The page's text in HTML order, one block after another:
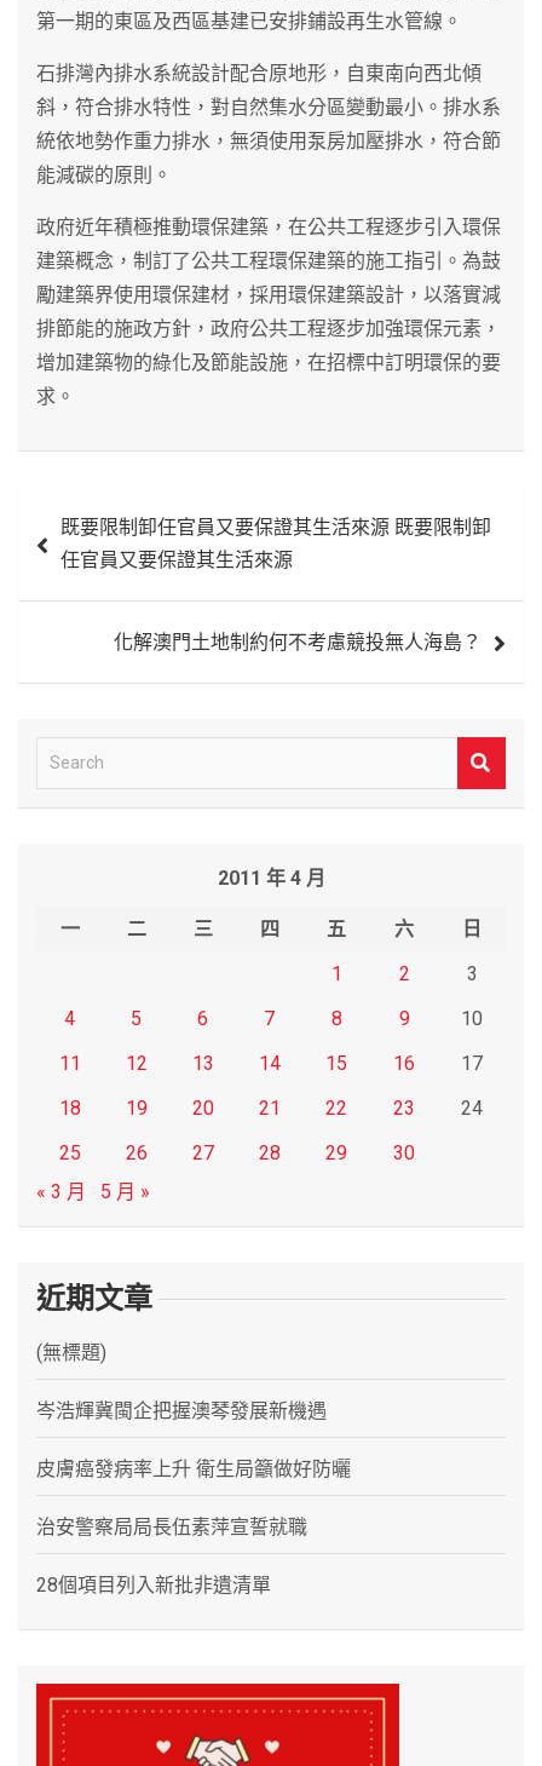
第一期的東區及西區基建已安排鋪設再生水管線。
石排灣內排水系統設計配合原地形，自東南向西北傾
斜，符合排水特性，對自然集水分區變動最小。排水系
統依地勢作重力排水，無須使用泵房加壓排水，符合節
能減碳的原則。
政府近年積極推動環保建築，在公共工程逐步引入環保
建築概念，制訂了公共工程環保建築的施工指引。為鼓
勵建築界使用環保建材，採用環保建築設計，以落實減
排節能的施政方針，政府公共工程逐步加強環保元素，
增加建築物的綠化及節能設施，在招標中訂明環保的要
求。
章
既要限制卸任官員又要保證其生活來源 既要限制卸
任官員又要保證其生活來源
化解澳門土地制約何不考慮競投無人海島？
e
2011 年 4 月
一 二 三 四 五 六
日
1
2
3
4
5 6 7 8 9
10
11
12 13 14 15 16
17
18
19 20 21 22 23
24
25
26 27 28 29
30
« 3 月
5 月 »
近期文章
(無標題)
岑浩輝冀閩企把握澳琴發展新機遇
皮膚癌發病率上升 衛生局籲做好防曬
治安警察局局長伍素萍宣誓就職
28個項目列入新批非遺清單